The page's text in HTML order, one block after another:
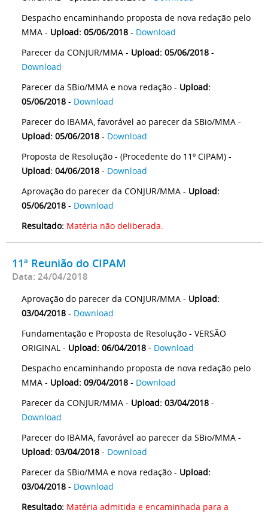
Despacho encaminhando proposta de nova redação pelo
MMA - Upload: 05/06/2018 - Download
Parecer da CONJUR/MMA - Upload: 05/06/2018 -
Download
Parecer da SBio/MMA e nova redação - Upload:
05/06/2018 - Download
Parecer do IBAMA, favorável ao parecer da SBio/MMA -
Upload: 05/06/2018 - Download
Proposta de Resolução - (Procedente do 11º CIPAM) -
Upload: 04/06/2018 - Download
Aprovação do parecer da CONJUR/MMA - Upload:
05/06/2018 - Download
Resultado: Matéria não deliberada.
11ª Reunião do CIPAM
Data: 24/04/2018
Aprovação do parecer da CONJUR/MMA - Upload:
03/04/2018 - Download
Fundamentação e Proposta de Resolução - VERSÃO
ORIGINAL - Upload: 06/04/2018 - Download
Despacho encaminhando proposta de nova redação pelo
MMA - Upload: 09/04/2018 - Download
Parecer da CONJUR/MMA - Upload: 03/04/2018 -
Download
Parecer do IBAMA, favorável ao parecer da SBio/MMA -
Upload: 03/04/2018 - Download
Parecer da SBio/MMA e nova redação - Upload:
03/04/2018 - Download
Resultado: Matéria admitida e encaminhada para a